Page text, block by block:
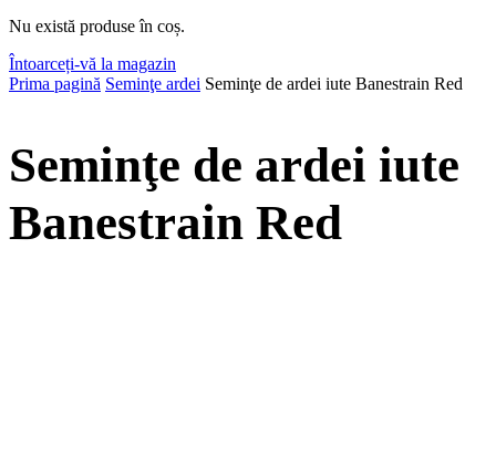
Nu există produse în coș.
Întoarceți-vă la magazin
Prima pagină Seminţe ardei Seminţe de ardei iute Banestrain Red
Seminţe de ardei iute
Banestrain Red